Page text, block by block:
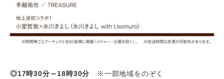
◎17時30分～18時30分 ※一部地域をのぞく